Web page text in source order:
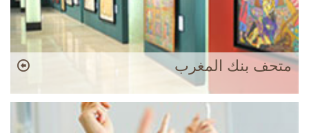
متحف بنك المغرب